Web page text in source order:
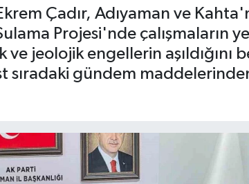
Çadır, Adıyaman ve
Projesi'nde çalışmaların
ve jeolojik engellerin aşıldığını
sıradaki gündem